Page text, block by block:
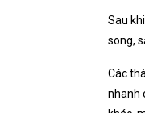
Sau
song,
Các
nhanh